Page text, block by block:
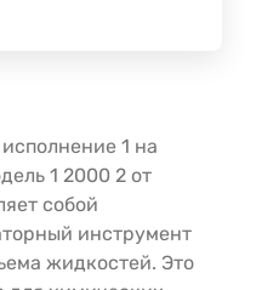
1 на
1 2000 2 от
собой
инструмент
жидкостей. Это